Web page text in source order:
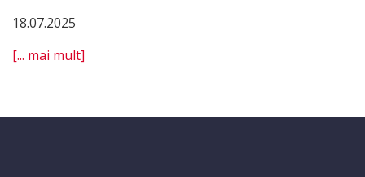
18.07.2025
[... mai mult]